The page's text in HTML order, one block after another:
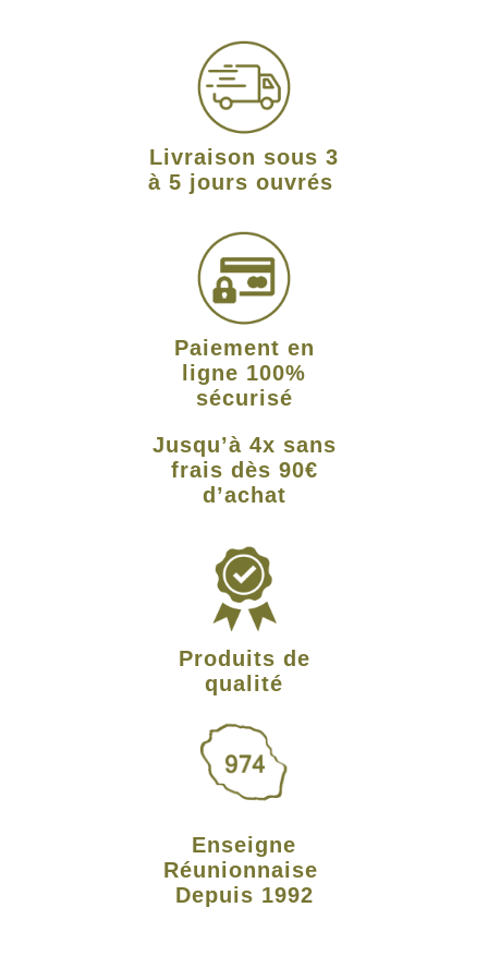
Livraison sous 3
à 5 jours ouvrés
Paiement en
ligne 100%
sécurisé
Jusqu’à 4x sans
frais dès 90€
d’achat
Produits de
qualité
Enseigne
Réunionnaise
Depuis 1992